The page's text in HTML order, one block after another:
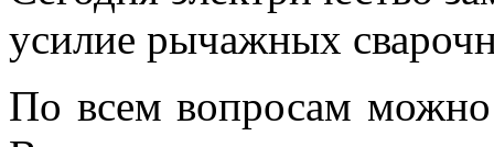
усилие рычажных
По всем вопросам